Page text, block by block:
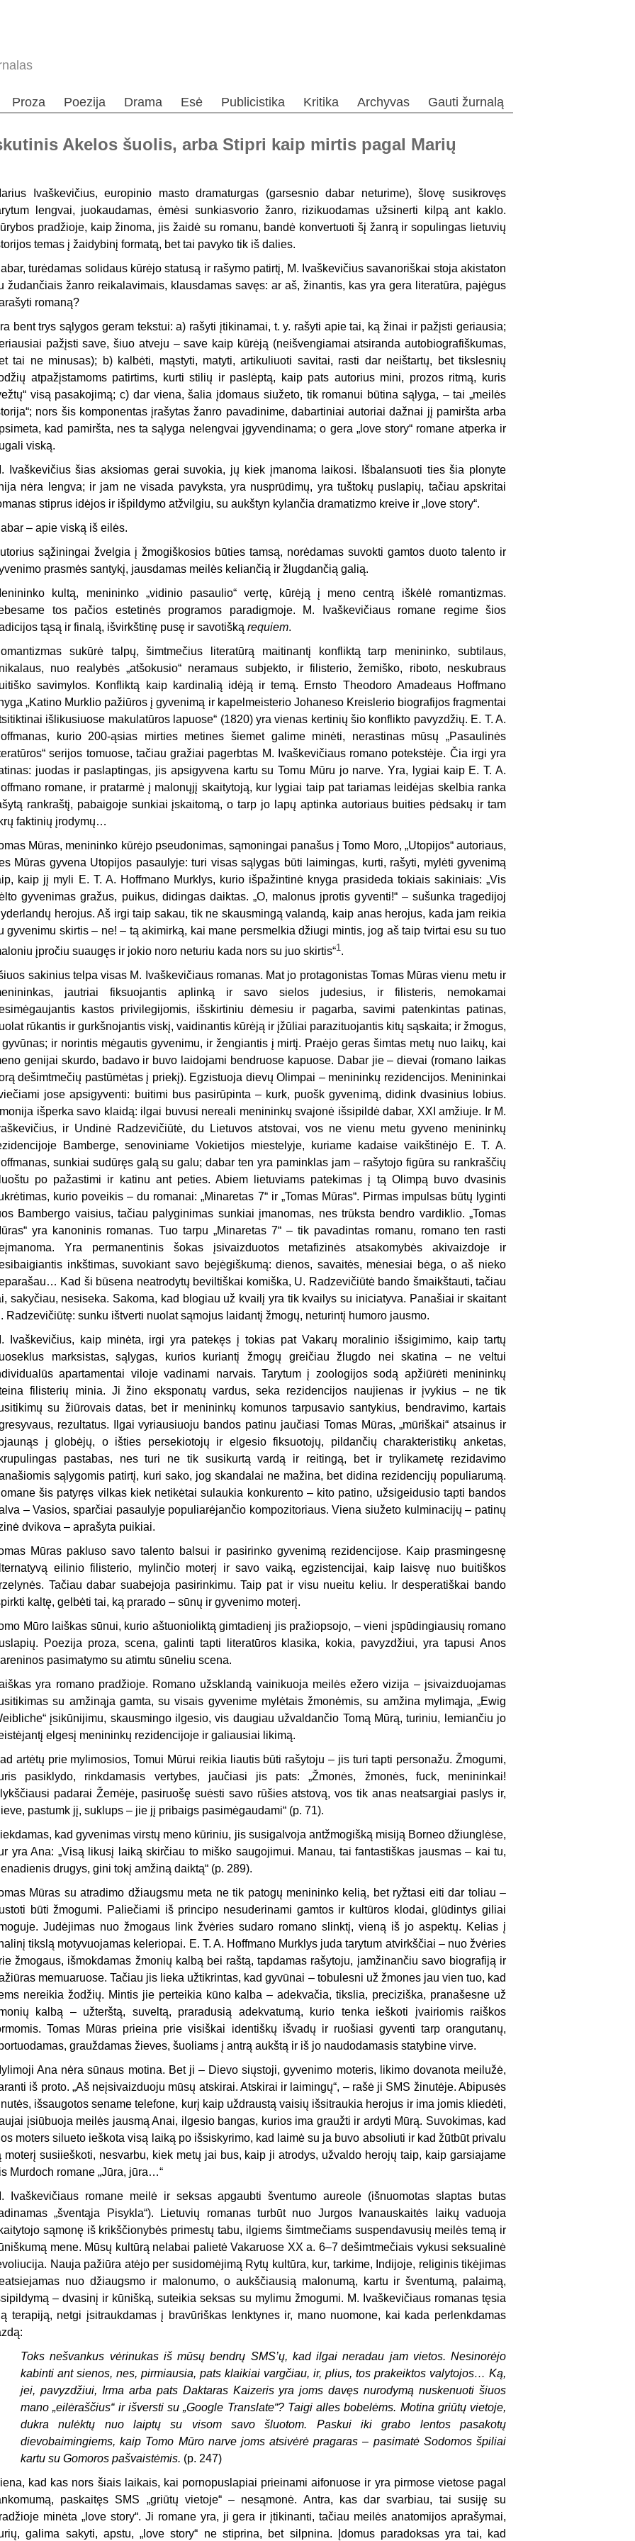
Proza Poezija Drama Esė Publicistika Kritika Archyvas Gauti žurnalą
Akelos šuolis, arba Stipri kaip mirtis pagal Marių
Ivaškevičius, europinio masto dramaturgas (garsesnio dabar neturime), šlovę susikrovęs
lengvai, juokaudamas, ėmėsi sunkiasvorio žanro, rizikuodamas užsinerti kilpą ant kaklo.
pradžioje, kaip žinoma, jis žaidė su romanu, bandė konvertuoti šį žanrą ir sopulingas lietuvių
temas į žaidybinį formatą, bet tai pavyko tik iš dalies.
turėdamas solidaus kūrėjo statusą ir rašymo patirtį, M. Ivaškevičius savanoriškai stoja akistaton
žudančiais žanro reikalavimais, klausdamas savęs: ar aš, žinantis, kas yra gera literatūra, pajėgus
romaną?
bent trys sąlygos geram tekstui: a) rašyti įtikinamai, t. y. rašyti apie tai, ką žinai ir pažįsti geriausia;
pažįsti save, šiuo atveju – save kaip kūrėją (neišvengiamai atsiranda autobiografiškumas,
tai ne minusas); b) kalbėti, mąstyti, matyti, artikuliuoti savitai, rasti dar neištartų, bet tikslesnių
atpažįstamoms patirtims, kurti stilių ir paslėptą, kaip pats autorius mini, prozos ritmą, kuris
visą pasakojimą; c) dar viena, šalia įdomaus siužeto, tik romanui būtina sąlyga, – tai „meilės
nors šis komponentas įrašytas žanro pavadinime, dabartiniai autoriai dažnai jį pamiršta arba
kad pamiršta, nes ta sąlyga nelengvai įgyvendinama; o gera „love story“ romane atperka ir
viską.
Ivaškevičius šias aksiomas gerai suvokia, jų kiek įmanoma laikosi. Išbalansuoti ties šia plonyte
nėra lengva; ir jam ne visada pavyksta, yra nusprūdimų, yra tuštokų puslapių, tačiau apskritai
stiprus idėjos ir išpildymo atžvilgiu, su aukštyn kylančia dramatizmo kreive ir „love story“.
– apie viską iš eilės.
sąžiningai žvelgia į žmogiškosios būties tamsą, norėdamas suvokti gamtos duoto talento ir
prasmės santykį, jausdamas meilės keliančią ir žlugdančią galią.
kultą, menininko „vidinio pasaulio“ vertę, kūrėją į meno centrą iškėlė romantizmas.
tos pačios estetinės programos paradigmoje. M. Ivaškevičiaus romane regime šios
tąsą ir finalą, išvirkštinę pusę ir savotišką requiem.
sukūrė talpų, šimtmečius literatūrą maitinantį konfliktą tarp menininko, subtilaus,
nuo realybės „atšokusio“ neramaus subjekto, ir filisterio, žemiško, riboto, neskubraus
savimylos. Konfliktą kaip kardinalią idėją ir temą. Ernsto Theodoro Amadeaus Hoffmano
„Katino Murklio pažiūros į gyvenimą ir kapelmeisterio Johaneso Kreislerio biografijos fragmentai
išlikusiuose makulatūros lapuose“ (1820) yra vienas kertinių šio konflikto pavyzdžių. E. T. A.
kurio 200-ąsias mirties metines šiemet galime minėti, nerastinas mūsų „Pasaulinės
serijos tomuose, tačiau gražiai pagerbtas M. Ivaškevičiaus romano potekstėje. Čia irgi yra
juodas ir paslaptingas, jis apsigyvena kartu su Tomu Mūru jo narve. Yra, lygiai kaip E. T. A.
romane, ir pratarmė į malonųjį skaitytoją, kur lygiai taip pat tariamas leidėjas skelbia ranka
rankraštį, pabaigoje sunkiai įskaitomą, o tarp jo lapų aptinka autoriaus buities pėdsakų ir tam
faktinių įrodymų…
Mūras, menininko kūrėjo pseudonimas, sąmoningai panašus į Tomo Moro, „Utopijos“ autoriaus,
Mūras gyvena Utopijos pasaulyje: turi visas sąlygas būti laimingas, kurti, rašyti, mylėti gyvenimą
kaip jį myli E. T. A. Hoffmano Murklys, kurio išpažintinė knyga prasideda tokiais sakiniais: „Vis
gyvenimas gražus, puikus, didingas daiktas. „O, malonus įprotis gyventi!“ – sušunka tragedijoj
herojus. Aš irgi taip sakau, tik ne skausmingą valandą, kaip anas herojus, kada jam reikia
gyvenimu skirtis – ne! – tą akimirką, kai mane persmelkia džiugi mintis, jog aš taip tvirtai esu su tuo
įpročiu suaugęs ir jokio noro neturiu kada nors su juo skirtis“1.
šiuos sakinius telpa visas M. Ivaškevičiaus romanas. Mat jo protagonistas Tomas Mūras vienu metu ir
jautriai fiksuojantis aplinką ir savo sielos judesius, ir filisteris, nemokamai
kastos privilegijomis, išskirtiniu dėmesiu ir pagarba, savimi patenkintas patinas,
rūkantis ir gurkšnojantis viskį, vaidinantis kūrėją ir įžūliai parazituojantis kitų sąskaita; ir žmogus,
gyvūnas; ir norintis mėgautis gyvenimu, ir žengiantis į mirtį. Praėjo geras šimtas metų nuo laikų, kai
genijai skurdo, badavo ir buvo laidojami bendruose kapuose. Dabar jie – dievai (romano laikas
dešimtmečių pastūmėtas į priekį). Egzistuoja dievų Olimpai – menininkų rezidencijos. Menininkai
jose apsigyventi: buitimi bus pasirūpinta – kurk, puošk gyvenimą, didink dvasinius lobius.
išperka savo klaidą: ilgai buvusi nereali menininkų svajonė išsipildė dabar, XXI amžiuje. Ir M.
ir Undinė Radzevičiūtė, du Lietuvos atstovai, vos ne vienu metu gyveno menininkų
Bamberge, senoviniame Vokietijos miestelyje, kuriame kadaise vaikštinėjo E. T. A.
sunkiai sudūręs galą su galu; dabar ten yra paminklas jam – rašytojo figūra su rankraščių
po pažastimi ir katinu ant peties. Abiem lietuviams patekimas į tą Olimpą buvo dvasinis
kurio poveikis – du romanai: „Minaretas 7“ ir „Tomas Mūras“. Pirmas impulsas būtų lyginti
Bambergo vaisius, tačiau palyginimas sunkiai įmanomas, nes trūksta bendro vardiklio. „Tomas
yra kanoninis romanas. Tuo tarpu „Minaretas 7“ – tik pavadintas romanu, romano ten rasti
Yra permanentinis šokas įsivaizduotos metafizinės atsakomybės akivaizdoje ir
inkštimas, suvokiant savo bejėgiškumą: dienos, savaitės, mėnesiai bėga, o aš nieko
Kad ši būsena neatrodytų beviltiškai komiška, U. Radzevičiūtė bando šmaikštauti, tačiau
sakyčiau, nesiseka. Sakoma, kad blogiau už kvailį yra tik kvailys su iniciatyva. Panašiai ir skaitant
Radzevičiūtę: sunku ištverti nuolat sąmojus laidantį žmogų, neturintį humoro jausmo.
Ivaškevičius, kaip minėta, irgi yra patekęs į tokias pat Vakarų moralinio išsigimimo, kaip tartų
marksistas, sąlygas, kurios kuriantį žmogų greičiau žlugdo nei skatina – ne veltui
apartamentai viloje vadinami narvais. Tarytum į zoologijos sodą apžiūrėti menininkų
filisterių minia. Ji žino eksponatų vardus, seka rezidencijos naujienas ir įvykius – ne tik
su žiūrovais datas, bet ir menininkų komunos tarpusavio santykius, bendravimo, kartais
rezultatus. Ilgai vyriausiuoju bandos patinu jaučiasi Tomas Mūras, „mūriškai“ atsainus ir
į globėjų, o išties persekiotojų ir elgesio fiksuotojų, pildančių charakteristikų anketas,
pastabas, nes turi ne tik susikurtą vardą ir reitingą, bet ir trylikametę rezidavimo
sąlygomis patirtį, kuri sako, jog skandalai ne mažina, bet didina rezidencijų populiarumą.
šis patyręs vilkas kiek netikėtai sulaukia konkurento – kito patino, užsigeidusio tapti bandos
– Vasios, sparčiai pasaulyje populiarėjančio kompozitoriaus. Viena siužeto kulminacijų – patinų
dvikova – aprašyta puikiai.
Mūras pakluso savo talento balsui ir pasirinko gyvenimą rezidencijose. Kaip prasmingesnę
eilinio filisterio, mylinčio moterį ir savo vaiką, egzistencijai, kaip laisvę nuo buitiškos
Tačiau dabar suabejoja pasirinkimu. Taip pat ir visu nueitu keliu. Ir desperatiškai bando
kaltę, gelbėti tai, ką prarado – sūnų ir gyvenimo moterį.
Mūro laiškas sūnui, kurio aštuonioliktą gimtadienį jis pražiopsojo, – vieni įspūdingiausių romano
Poezija proza, scena, galinti tapti literatūros klasika, kokia, pavyzdžiui, yra tapusi Anos
pasimatymo su atimtu sūneliu scena.
yra romano pradžioje. Romano užsklandą vainikuoja meilės ežero vizija – įsivaizduojamas
su amžinąja gamta, su visais gyvenime mylėtais žmonėmis, su amžina mylimąja, „Ewig
įsikūnijimu, skausmingo ilgesio, vis daugiau užvaldančio Tomą Mūrą, turiniu, lemiančiu jo
elgesį menininkų rezidencijoje ir galiausiai likimą.
artėtų prie mylimosios, Tomui Mūrui reikia liautis būti rašytoju – jis turi tapti personažu. Žmogumi,
pasiklydo, rinkdamasis vertybes, jaučiasi jis pats: „Žmonės, žmonės, fuck, menininkai!
padarai Žemėje, pasiruošę suėsti savo rūšies atstovą, vos tik anas neatsargiai paslys ir,
pastumk jį, suklups – jie jį pribaigs pasimėgaudami“ (p. 71).
kad gyvenimas virstų meno kūriniu, jis susigalvoja antžmogišką misiją Borneo džiunglėse,
yra Ana: „Visą likusį laiką skirčiau to miško saugojimui. Manau, tai fantastiškas jausmas – kai tu,
drugys, gini tokį amžiną daiktą“ (p. 289).
Mūras su atradimo džiaugsmu meta ne tik patogų menininko kelią, bet ryžtasi eiti dar toliau –
būti žmogumi. Paliečiami iš principo nesuderinami gamtos ir kultūros klodai, glūdintys giliai
Judėjimas nuo žmogaus link žvėries sudaro romano slinktį, vieną iš jo aspektų. Kelias į
tikslą motyvuojamas keleriopai. E. T. A. Hoffmano Murklys juda tarytum atvirkščiai – nuo žvėries
žmogaus, išmokdamas žmonių kalbą bei raštą, tapdamas rašytoju, įamžinančiu savo biografiją ir
memuaruose. Tačiau jis lieka užtikrintas, kad gyvūnai – tobulesni už žmones jau vien tuo, kad
nereikia žodžių. Mintis jie perteikia kūno kalba – adekvačia, tikslia, preciziška, pranašesne už
kalbą – užterštą, suveltą, praradusią adekvatumą, kurio tenka ieškoti įvairiomis raiškos
Tomas Mūras prieina prie visiškai identiškų išvadų ir ruošiasi gyventi tarp orangutanų,
grauždamas žieves, šuoliams į antrą aukštą ir iš jo naudodamasis statybine virve.
Ana nėra sūnaus motina. Bet ji – Dievo siųstoji, gyvenimo moteris, likimo dovanota meilužė,
iš proto. „Aš neįsivaizduoju mūsų atskirai. Atskirai ir laimingų“, – rašė ji SMS žinutėje. Abipusės
išsaugotos sename telefone, kurį kaip uždraustą vaisių išsitraukia herojus ir ima jomis kliedėti,
įsiūbuoja meilės jausmą Anai, ilgesio bangas, kurios ima graužti ir ardyti Mūrą. Suvokimas, kad
moters silueto ieškota visą laiką po išsiskyrimo, kad laimė su ja buvo absoliuti ir kad žūtbūt privalu
moterį susiieškoti, nesvarbu, kiek metų jai bus, kaip ji atrodys, užvaldo herojų taip, kaip garsiajame
Murdoch romane „Jūra, jūra…“
Ivaškevičiaus romane meilė ir seksas apgaubti šventumo aureole (išnuomotas slaptas butas
„šventąja Pisykla“). Lietuvių romanas turbūt nuo Jurgos Ivanauskaitės laikų vaduoja
sąmonę iš krikščionybės primestų tabu, ilgiems šimtmečiams suspendavusių meilės temą ir
mene. Mūsų kultūrą nelabai palietė Vakaruose XX a. 6–7 dešimtmečiais vykusi seksualinė
Nauja pažiūra atėjo per susidomėjimą Rytų kultūra, kur, tarkime, Indijoje, religinis tikėjimas
nuo džiaugsmo ir malonumo, o aukščiausią malonumą, kartu ir šventumą, palaimą,
– dvasinį ir kūnišką, suteikia seksas su mylimu žmogumi. M. Ivaškevičiaus romanas tęsia
terapiją, netgi įsitraukdamas į bravūriškas lenktynes ir, mano nuomone, kai kada perlenkdamas
Toks nešvankus vėrinukas iš mūsų bendrų SMS’ų, kad ilgai neradau jam vietos. Nesinorėjo
kabinti ant sienos, nes, pirmiausia, pats klaikiai vargčiau, ir, plius, tos prakeiktos valytojos… Ką,
jei, pavyzdžiui, Irma arba pats Daktaras Kaizeris yra joms davęs nurodymą nuskenuoti šiuos
mano „eilėraščius“ ir išversti su „Google Translate“? Taigi alles bobelėms. Motina griūtų vietoje,
dukra nulėktų nuo laiptų su visom savo šluotom. Paskui iki grabo lentos pasakotų
dievobaimingiems, kaip Tomo Mūro narve joms atsivėrė pragaras – pasimatė Sodomos špiliai
kartu su Gomoros pašvaistėmis. (p. 247)
kad kas nors šiais laikais, kai pornopuslapiai prieinami aifonuose ir yra pirmose vietose pagal
paskaitęs SMS „griūtų vietoje“ – nesąmonė. Antra, kas dar svarbiau, tai susiję su
minėta „love story“. Ji romane yra, ji gera ir įtikinanti, tačiau meilės anatomijos aprašymai,
galima sakyti, apstu, „love story“ ne stiprina, bet silpnina. Įdomus paradoksas yra tai, kad